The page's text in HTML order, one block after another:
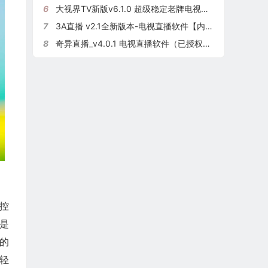
6
大视界TV新版v6.1.0 超级稳定老牌电视直播软件（附密码）
7
3A直播 v2.1全新版本-电视直播软件【内置源】
8
奇异直播_v4.0.1 电视直播软件（已授权版）